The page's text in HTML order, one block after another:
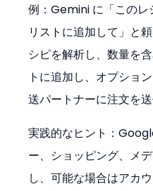
例：Gemini に「このレ
リストに追加して」と
シピを解析し、数量を
トに追加し、オプショ
送パートナーに注文を
実践的なヒント：
ー、ショッピング、メ
し、可能な場合はアカ